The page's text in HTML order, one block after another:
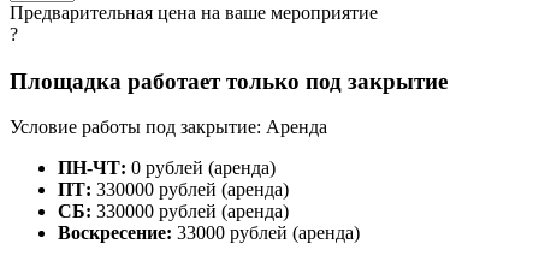
Предварительная цена на ваше мероприятие
?
Площадка работает только под закрытие
Условие работы под закрытие: Аренда
ПН-ЧТ: 0 рублей (аренда)
ПТ: 330000 рублей (аренда)
СБ: 330000 рублей (аренда)
Воскресение: 33000 рублей (аренда)